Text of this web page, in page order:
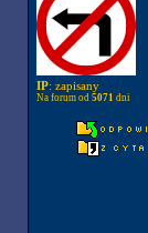
IP: zapisany
Na forum od 5071 dni